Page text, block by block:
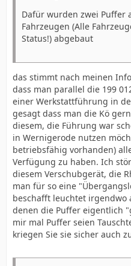
Dafür wurden zwei Puffer
Fahrzeugen (Alle
Status!) abgebaut
das stimmt nach meinen
dass man parallel die 199
einer Werkstattführung in
gesagt dass man die Kö
diesem, die Führung war
in Wernigerode nutzen
betriebsfähig vorhanden)
Verfügung zu haben. Ich
diesem Verschubgerät, die
man für so eine
beschafft leuchtet irgendwo
denen die Puffer eigentlich
mir mal Puffer seien
kriegen Sie sie sicher auch